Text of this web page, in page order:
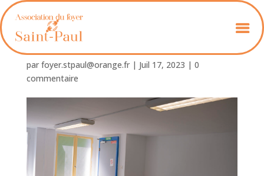
Foyer_St_Paul-14-2
par foyer.stpaul@orange.fr| Juil 17, 2023 | 0
commentaire